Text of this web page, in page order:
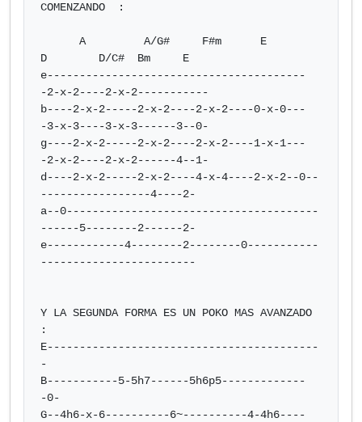
COMENZANDO  :
D        D/C#  Bm     E
e----------------------------------------
-2-x-2----2-x-2-----------
b----2-x-2-----2-x-2----2-x-2----0-x-0---
-3-x-3----3-x-3------3--0-
g----2-x-2-----2-x-2----2-x-2----1-x-1---
-2-x-2----2-x-2------4--1-
d----2-x-2-----2-x-2----4-x-4----2-x-2--0--
-----------------4----2-
a--0---------------------------------------
------5--------2------2-
e------------4--------2--------0-----------
------------------------
Y LA SEGUNDA FORMA ES UN POKO MAS AVANZADO
:
E------------------------------------------
-
B-----------5-5h7------5h6p5-------------
-0-
G--4h6-x-6----------6~----------4-4h6----